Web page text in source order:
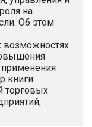
на
Об этом
возможностях
книги.
торговых